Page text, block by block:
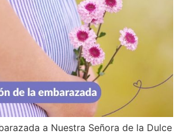
a Nuestra Señora de la Dulce